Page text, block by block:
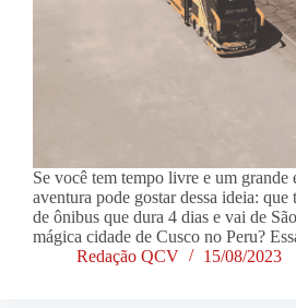
Se você tem tempo livre e um grande
aventura pode gostar dessa ideia: que
de ônibus que dura 4 dias e vai de
mágica cidade de Cusco no Peru?
Redação QCV
15/08/2023